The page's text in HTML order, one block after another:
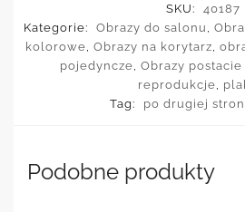
SKU:
40187
Kategorie:
Obrazy do salonu
kolorowe Obrazy na korytarz
pojedyncze Obrazy
reprodukcje
Tag:
po drugiej
Podobne produkty